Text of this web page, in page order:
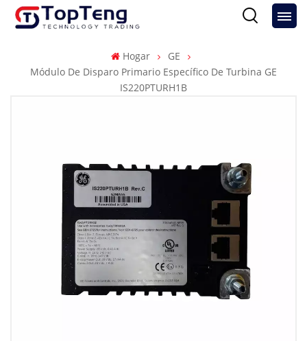
Hogar
GE
Módulo De Disparo Primario Específico De Turbina GE
IS220PTURH1B